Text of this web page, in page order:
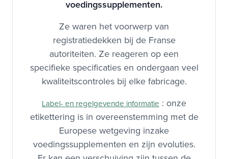
met maaltijden die
dosering
Zeer hoog. Hoog.
1 tot 3 capsules met
1 tot 3
water.
Plaatsvinden
Aan het begin van de
maaltijden.
maaltijden.
voedingssupplementen.
Ze waren het voorwerp van
registratiedekken bij de Franse
autoriteiten. Ze reageren op een
specifieke specificaties en ondergaan veel
kwaliteitscontroles bij elke fabricage.
Label- en regelgevende informatie : onze
etikettering is in overeenstemming met de
Europese wetgeving inzake
voedingssupplementen en zijn evoluties.